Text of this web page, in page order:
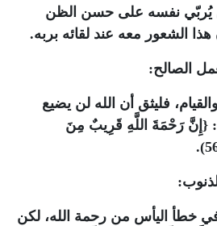
يُربّي نفسه على حسن الظن
الشعور معه عند لقائه بربه.
فليثق أن الله لن يضيع
{إِنَّ رَحْمَةَ اللَّهِ قَرِيبٌ مِنَ
خطأ اليأس من رحمة الله، لكن